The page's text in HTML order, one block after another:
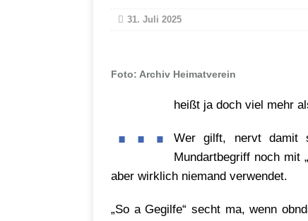
31. Juli 2025
Foto: Archiv Heimatverein
… heißt ja doch viel mehr
Wer gilft, nervt damit
Mundartbegriff noch mit
aber wirklich niemand verwendet.
„So a Gegilfe“ secht ma, wenn